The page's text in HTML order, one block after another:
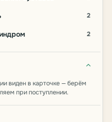
2
2
виден в карточке — берём
при поступлении.